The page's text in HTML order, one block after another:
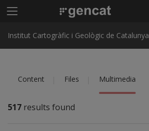
Main menu ICGC
Institut Cartogràfic i Geològic de Catalunya
Content Files Multimedia
517 results found